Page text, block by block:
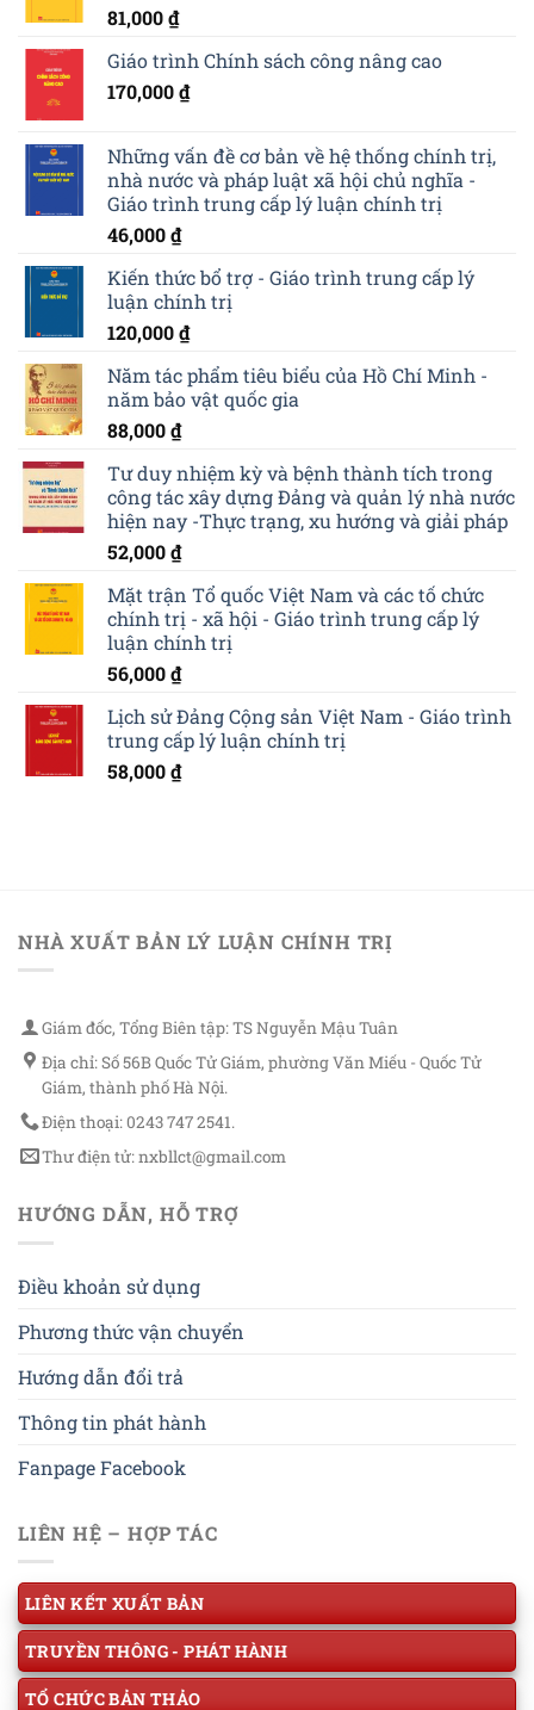
81,000₫
Giáo trình Chính sách công nâng cao
170,000₫
Những vấn đề cơ bản về hệ thống chính trị,
nhà nước và pháp luật xã hội chủ nghĩa -
Giáo trình trung cấp lý luận chính trị
46,000₫
Kiến thức bổ trợ - Giáo trình trung cấp lý
luận chính trị
120,000₫
Năm tác phẩm tiêu biểu của Hồ Chí Minh -
năm bảo vật quốc gia
88,000₫
Tư duy nhiệm kỳ và bệnh thành tích trong
công tác xây dựng Đảng và quản lý nhà nước
hiện nay -Thực trạng, xu hướng và giải pháp
52,000₫
Mặt trận Tổ quốc Việt Nam và các tố chức
chính trị - xã hội - Giáo trình trung cấp lý
luận chính trị
56,000₫
Lịch sử Đảng Cộng sản Việt Nam - Giáo trình
trung cấp lý luận chính trị
58,000₫
NHÀ XUẤT BẢN LÝ LUẬN CHÍNH TRỊ
Giám đốc, Tổng Biên tập: TS Nguyễn Mậu Tuân
Địa chỉ: Số 56B Quốc Tử Giám, phường Văn Miếu - Quốc Tử
Giám, thành phố Hà Nội.
Điện thoại: 0243 747 2541.
Thư điện tử: nxbllct@gmail.com
HƯỚNG DẪN, HỖ TRỢ
Điều khoản sử dụng
Phương thức vận chuyển
Hướng dẫn đổi trả
Thông tin phát hành
Fanpage Facebook
LIÊN HỆ – HỢP TÁC
LIÊN KẾT XUẤT BẢN
TRUYỀN THÔNG - PHÁT HÀNH
TỔ CHỨC BẢN THẢO